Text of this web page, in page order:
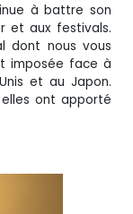
à battre son
et aux festivals.
dont nous vous
imposée face à
et au Japon.
ont apporté